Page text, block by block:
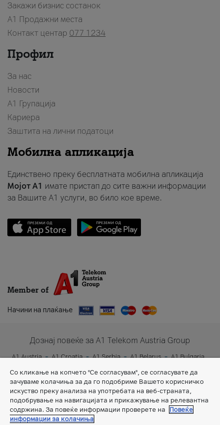
Закажи бизнис состанок
A1 Продажни места
Контакт центар 077 1234
Профил
За нас
Новости
А1 Групација
Кариера
Заштита на лични податоци
Мобилна апликација
Единствено преку бесплатната мобилна апликација
Мојот A1 имате пристап до сите важни информации
за Вашите A1 услуги, во било кое време.
Member of
Начини на плаќање
Дознај повеќе за A1 Telekom Austria Group
A1 Austria A1 Croatia A1 Serbia A1 Belarus
A1 Bulgaria
A1 Slovenia
A1 Digital
Со кликање на копчето "Се согласувам", се согласувате да
зачуваме колачиња за да го подобриме Вашето корисничко
искуство преку анализа на употребата на веб-страната,
подобрување на навигацијата и прикажување на релевантна
содржина. За повеќе информации проверете на
Повеќе
информации за колачиња